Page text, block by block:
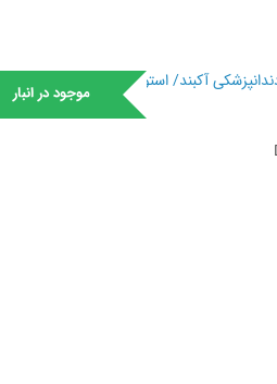
موجود در انبار
آکبند/ استوک